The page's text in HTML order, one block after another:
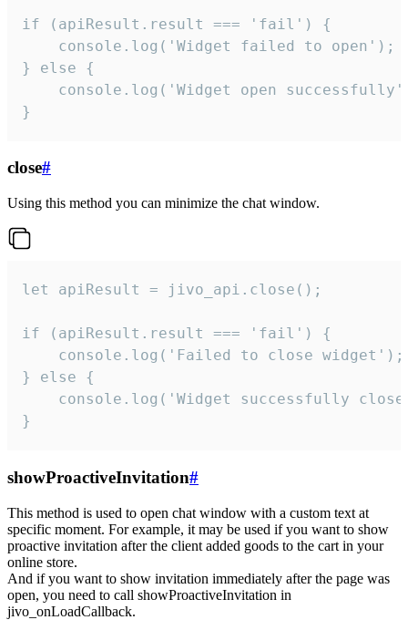
if (apiResult.result === 'fail') {
    console.log('Widget failed to open');
} else {
console.log('Widget open
}
close#
Using this method you can minimize the chat window.
let apiResult = jivo_api.close();
if (apiResult.result === 'fail') {
    console.log('Failed to close widget');
} else {
console.log('Widget successfully
}
showProactiveInvitation#
This method is used to open chat window with a custom text at
specific moment. For example, it may be used if you want to show
proactive invitation after the client added goods to the cart in your
online store.
And if you want to show invitation immediately after the page was
open, you need to call showProactiveInvitation in
jivo_onLoadCallback.